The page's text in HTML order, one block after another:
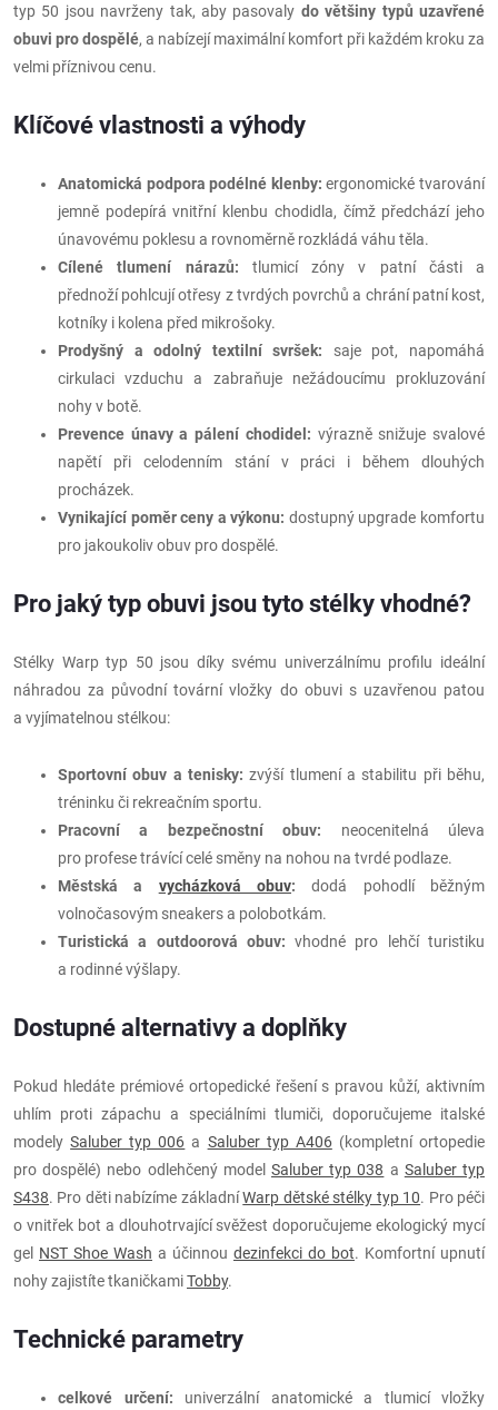
typ 50 jsou navrženy tak, aby pasovaly do většiny typů uzavřené
obuvi pro dospělé, a nabízejí maximální komfort při každém kroku za
velmi příznivou cenu.
Klíčové vlastnosti a výhody
Anatomická podpora podélné klenby: ergonomické tvarování
jemně podepírá vnitřní klenbu chodidla, čímž předchází jeho
únavovému poklesu a rovnoměrně rozkládá váhu těla.
Cílené tlumení nárazů: tlumicí zóny v patní části a
přednoží pohlcují otřesy z tvrdých povrchů a chrání patní kost,
kotníky i kolena před mikrošoky.
Prodyšný a odolný textilní svršek: saje pot, napomáhá
cirkulaci vzduchu a zabraňuje nežádoucímu prokluzování
nohy v botě.
Prevence únavy a pálení chodidel: výrazně snižuje svalové
napětí při celodenním stání v práci i během dlouhých
procházek.
Vynikající poměr ceny a výkonu: dostupný upgrade komfortu
pro jakoukoliv obuv pro dospělé.
Pro jaký typ obuvi jsou tyto stélky vhodné?
Stélky Warp typ 50 jsou díky svému univerzálnímu profilu ideální
náhradou za původní tovární vložky do obuvi s uzavřenou patou
a vyjímatelnou stélkou:
Sportovní obuv a tenisky: zvýší tlumení a stabilitu při běhu,
tréninku či rekreačním sportu.
Pracovní a bezpečnostní obuv: neocenitelná úleva
pro profese trávící celé směny na nohou na tvrdé podlaze.
Městská a vycházková obuv: dodá pohodlí běžným
volnočasovým sneakers a polobotkám.
Turistická a outdoorová obuv: vhodné pro lehčí turistiku
a rodinné výšlapy.
Dostupné alternativy a doplňky
Pokud hledáte prémiové ortopedické řešení s pravou kůží, aktivním
uhlím proti zápachu a speciálními tlumiči, doporučujeme italské
modelySaluber typ 006 a Saluber typ A406(kompletní ortopedie
pro dospělé) nebo odlehčený model Saluber typ 038 a Saluber typ
S438. Pro děti nabízíme základníWarp dětské stélky typ 10. Pro péči
o vnitřek bot a dlouhotrvající svěžest doporučujeme ekologický mycí
gel NST Shoe Wash a účinnou dezinfekci do bot. Komfortní upnutí
nohy zajistíte tkaničkamiTobby.
Technické parametry
celkové určení: univerzální anatomické a tlumicí vložky